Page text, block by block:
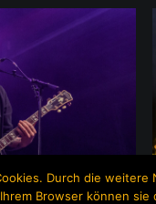
Durch die
Browser können